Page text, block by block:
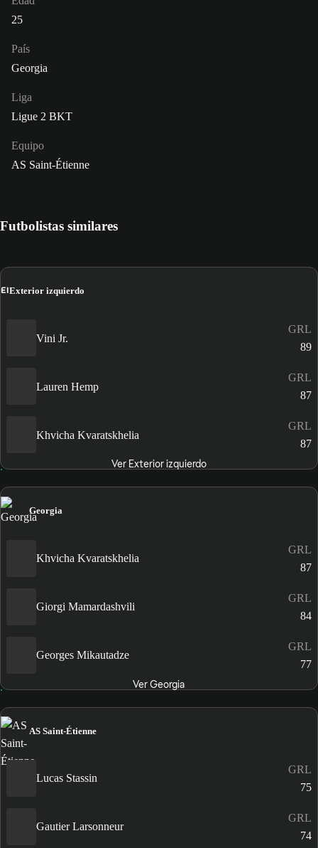
25
País
Georgia
Liga
Ligue 2 BKT
Equipo
AS Saint-Étienne
Futbolistas similares
EIExterior izquierdo
Vini Jr.
GRL
89
Lauren Hemp
GRL
87
Khvicha Kvaratskhelia
GRL
87
Ver Exterior izquierdo
Georgia
Khvicha Kvaratskhelia
GRL
87
Giorgi Mamardashvili
GRL
84
Georges Mikautadze
GRL
77
Ver Georgia
AS Saint-Étienne
Lucas Stassin
GRL
75
Gautier Larsonneur
GRL
74